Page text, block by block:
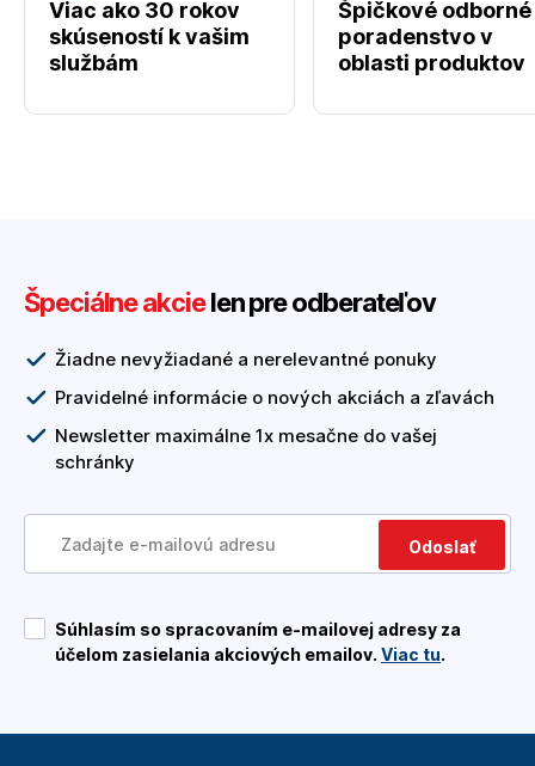
Viac ako 30 rokov
skúseností k vašim
službám
Špičkové odborné
poradenstvo v
oblasti produktov
Špeciálne akcielen pre odberateľov
Žiadne nevyžiadané a nerelevantné ponuky
Pravidelné informácie o nových akciách a zľavách
Newsletter maximálne 1x mesačne do vašej
schránky
Odoslať
Súhlasím so spracovaním e-mailovej adresy za
účelom zasielania akciových emailov. Viac tu.